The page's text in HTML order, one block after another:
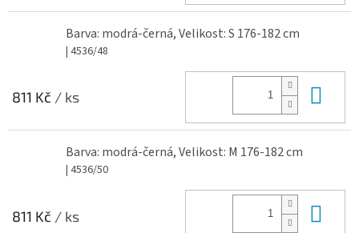
Barva: modrá-černá, Velikost: S 176-182 cm
| 4536/48
811 Kč / ks
Barva: modrá-černá, Velikost: M 176-182 cm
| 4536/50
811 Kč / ks